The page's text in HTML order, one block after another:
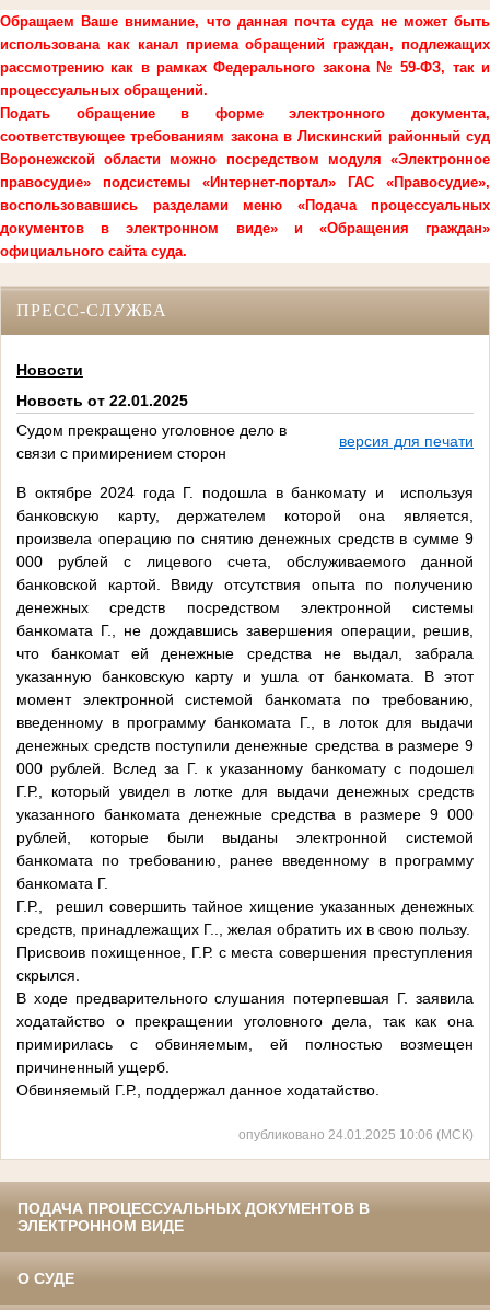
Обращаем Ваше внимание, что данная почта суда не может быть
использована как канал приема обращений граждан, подлежащих
рассмотрению как в рамках Федерального закона № 59-ФЗ, так и
процессуальных обращений.
Подать обращение в форме электронного документа,
соответствующее требованиям закона в Лискинский районный суд
Воронежской области можно посредством модуля «Электронное
правосудие» подсистемы «Интернет-портал» ГАС «Правосудие»,
воспользовавшись разделами меню «Подача процессуальных
документов в электронном виде» и «Обращения граждан»
официального сайта суда.
ПРЕСС-СЛУЖБА
Новости
Новость от 22.01.2025
Судом прекращено уголовное дело в
связи с примирением сторон
версия для печати
В октябре 2024 года Г. подошла в банкомату и используя
банковскую карту, держателем которой она является,
произвела операцию по снятию денежных средств в сумме 9
000 рублей с лицевого счета, обслуживаемого данной
банковской картой. Ввиду отсутствия опыта по получению
денежных средств посредством электронной системы
банкомата Г., не дождавшись завершения операции, решив,
что банкомат ей денежные средства не выдал, забрала
указанную банковскую карту и ушла от банкомата. В этот
момент электронной системой банкомата по требованию,
введенному в программу банкомата Г., в лоток для выдачи
денежных средств поступили денежные средства в размере 9
000 рублей. Вслед за Г. к указанному банкомату с подошел
Г.Р., который увидел в лотке для выдачи денежных средств
указанного банкомата денежные средства в размере 9 000
рублей, которые были выданы электронной системой
банкомата по требованию, ранее введенному в программу
банкомата Г.
Г.Р., решил совершить тайное хищение указанных денежных
средств, принадлежащих Г.., желая обратить их в свою пользу.
Присвоив похищенное, Г.Р. с места совершения преступления
скрылся.
В ходе предварительного слушания потерпевшая Г. заявила
ходатайство о прекращении уголовного дела, так как она
примирилась с обвиняемым, ей полностью возмещен
причиненный ущерб.
Обвиняемый Г.Р., поддержал данное ходатайство.
опубликовано 24.01.2025 10:06 (МСК)
ПОДАЧА ПРОЦЕССУАЛЬНЫХ ДОКУМЕНТОВ В
ЭЛЕКТРОННОМ ВИДЕ
О СУДЕ